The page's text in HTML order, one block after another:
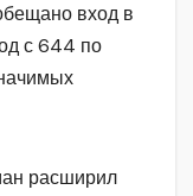
вход в
с 644 по
расширил